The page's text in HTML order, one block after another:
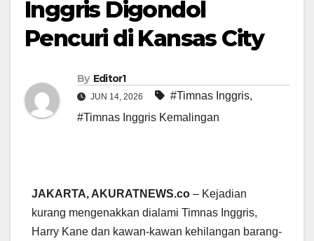
Inggris Digondol
Pencuri di Kansas City
By Editor1
JUN 14, 2026 #Timnas Inggris,
#Timnas Inggris Kemalingan
JAKARTA, AKURATNEWS.co – Kejadian
kurang mengenakkan dialami Timnas Inggris,
Harry Kane dan kawan-kawan kehilangan barang-